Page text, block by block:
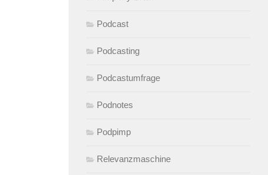
Podcast
Podcasting
Podcastumfrage
Podnotes
Podpimp
Relevanzmaschine